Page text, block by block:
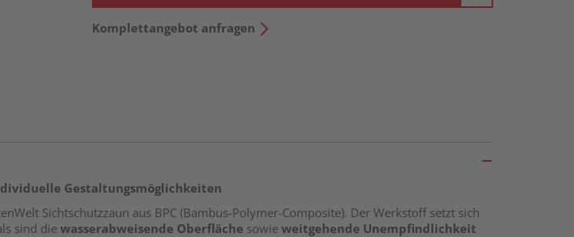
Komplettangebot anfragen
Gestaltungsmöglichkeiten
Sichtschutzzaun aus BPC (Bambus-Polymer-Composite). Der Werkstoff setzt sich
sind die wasserabweisende Oberfläche sowie weitgehende Unempfindlichkeit